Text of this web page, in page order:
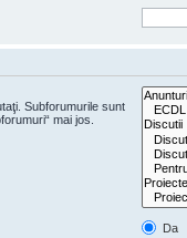
Subforumurile sunt
mai jos.
Da